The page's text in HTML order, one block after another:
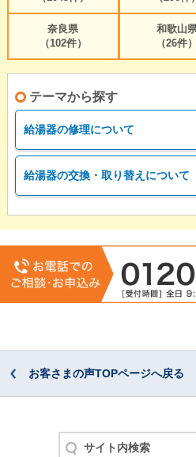
奈良県
（102件）
和歌山
（26件）
テーマから探す
給湯器の修理について
給湯器の交換・取り替えについて
お客さまの声TOPページへ戻る